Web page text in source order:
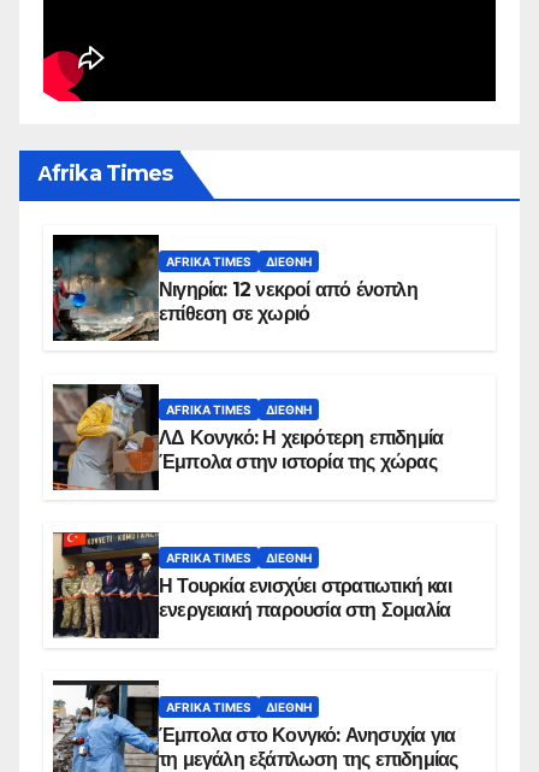
Αfrika Times
AFRIKA TIMES ΔΙΕΘΝΉ
Νιγηρία: 12 νεκροί από ένοπλη
επίθεση σε χωριό
AFRIKA TIMES ΔΙΕΘΝΉ
ΛΔ Κονγκό: Η χειρότερη επιδημία
Έμπολα στην ιστορία της χώρας
AFRIKA TIMES ΔΙΕΘΝΉ
Η Τουρκία ενισχύει στρατιωτική και
ενεργειακή παρουσία στη Σομαλία
AFRIKA TIMES ΔΙΕΘΝΉ
Έμπολα στο Κονγκό: Ανησυχία για
τη μεγάλη εξάπλωση της επιδημίας